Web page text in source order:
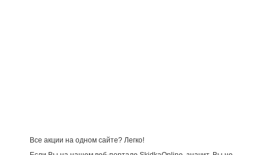
Все акции на одном сайте? Легко!